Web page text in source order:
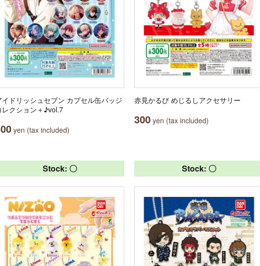
イドリッシュセブン カプセル缶バッジ
レクション＋♪vol.7
yen (tax included)
赤見かるび めじるしアクセサリー
300 yen (tax included)
Stock: 〇 Stock: 〇